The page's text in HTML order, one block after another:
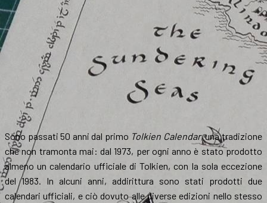
Sono passati 50 anni dal primo Tolkien Calendar, una tradizione
che non tramonta mai: dal 1973, per ogni anno è stato prodotto
almeno un calendario ufficiale di Tolkien, con la sola eccezione
del 1983. In alcuni anni, addirittura sono stati prodotti due
calendari ufficiali, e ciò dovuto alle diverse edizioni nello stesso